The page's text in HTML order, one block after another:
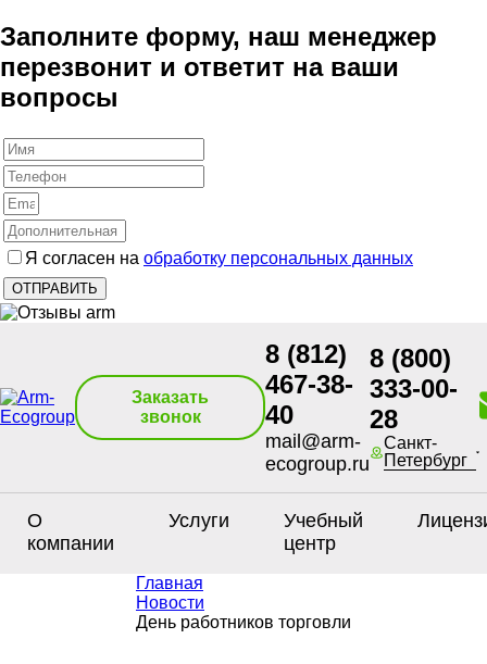
Заполните форму, наш менеджер
перезвонит и ответит на ваши
вопросы
Я согласен на обработку персональных данных
Заказать
звонок
8 (812)
467-38-
40
mail@arm-
ecogroup.ru
8 (800)
333-00-
28
Санкт-
Петербург
О
компании
Услуги
Учебный
центр
Главная
Новости
День работников торговли